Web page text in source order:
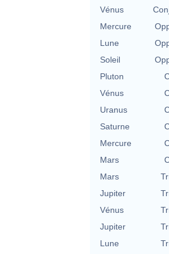
Vénus
Mercure
Lune
Soleil
Pluton
Vénus
Uranus
Saturne
Mercure
Mars
Mars
Jupiter
Vénus
Jupiter
Lune